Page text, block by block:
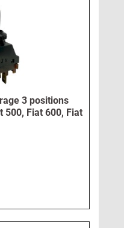
3 positions
500, Fiat 600, Fiat